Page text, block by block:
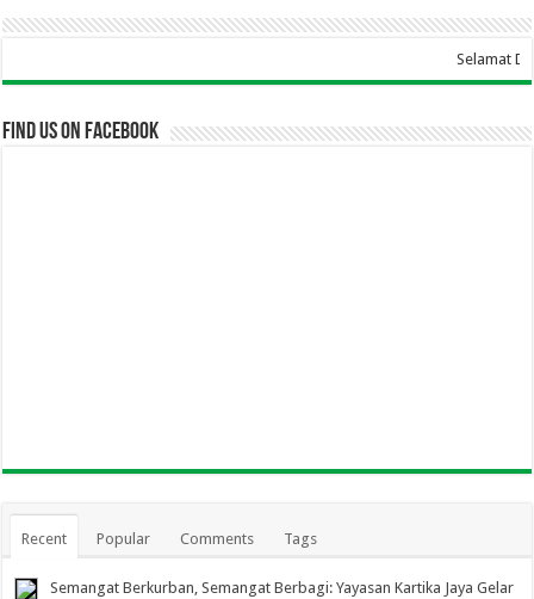
Selamat Datang Di Website SMA
Find us on Facebook
Recent Popular Comments Tags
Semangat Berkurban, Semangat Berbagi: Yayasan Kartika Jaya Gelar